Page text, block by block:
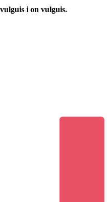
i on vulguis.